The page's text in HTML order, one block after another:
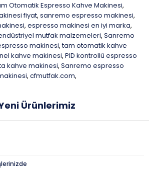
Otomatik Espresso Kahve Makinesi,
fiyat, sanremo espresso makinesi,
, espresso makinesi en iyi marka,
mutfak malzemeleri, Sanremo
makinesi, tam otomatik kahve
kahve makinesi, PID kontrollü espresso
kahve makinesi, Sanremo espresso
, cfmutfak.com,
Ürünlerimiz